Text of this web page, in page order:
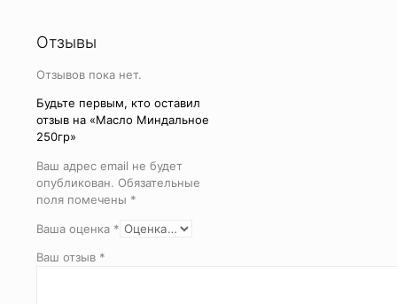
Отзывы
Отзывов пока нет.
Будьте первым, кто оставил
отзыв на «Масло Миндальное
250гр»
Ваш адрес email не будет
опубликован. Обязательные
поля помечены *
Ваша оценка *
Ваш отзыв *